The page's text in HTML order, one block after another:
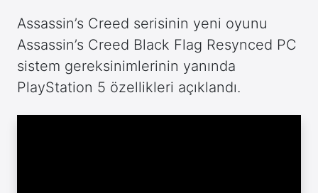
Assassin’s Creed serisinin yeni oyunu
Assassin’s Creed Black Flag Resynced PC
sistem gereksinimlerinin yanında
PlayStation 5 özellikleri açıklandı.